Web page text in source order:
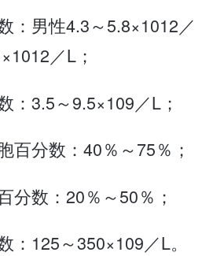
：男性4.3～5.8×1012／
／L；
：3.5～9.5×109／L；
百分数：40％～75％；
分数：20％～50％；
：125～350×109／L。